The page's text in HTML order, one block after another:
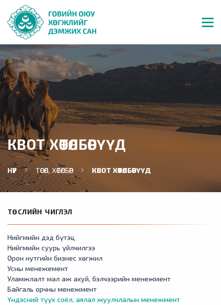
КВОТ ХӨТӨЛБӨРҮҮД
НҮҮР ТӨСӨЛ, ХӨТӨЛБӨР КВОТ ХӨТӨЛБӨРҮҮД
ТӨСЛИЙН ЧИГЛЭЛ
Нийгмийн дэд бүтэц
Нийгмийн суурь үйлчилгээ
Орон нутгийн бизнес хөгжил
Усны менежемент
Уламжлалт мал аж ахуй, бэлчээрийн менежмент
Байгаль орчны менежмент
Үндэсний түүх соёл, аялал жуулчлалын менежмент